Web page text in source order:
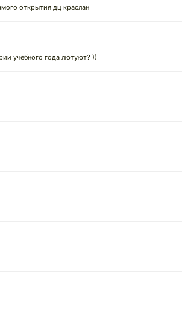
открытия дц краслан
учебного года лютуют? ))